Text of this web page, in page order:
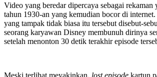
Video yang beredar dipercaya sebagai rekaman
tahun 1930-an yang kemudian bocor di
yang tampak tidak biasa itu tersebut disebut-
seorang karyawan Disney membunuh dirinya
setelah menonton 30 detik terakhir episode
Meski terlihat meyakinkan, lost episode kartun